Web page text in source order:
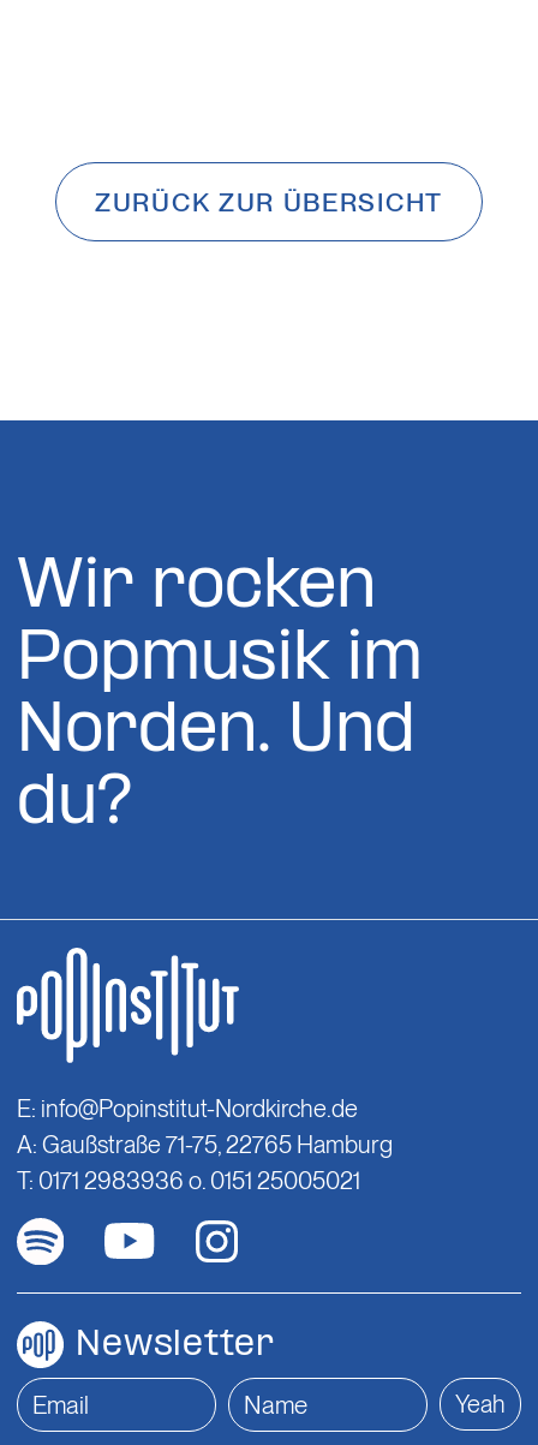
ZURÜCK ZUR ÜBERSICHT
Wir rocken
Popmusik im
Norden. Und
du?
E: info@Popinstitut-Nordkirche.de
A: Gaußstraße 71-75, 22765 Hamburg
T: 0171 2983936 o. 0151 25005021
Newsletter
Yeah